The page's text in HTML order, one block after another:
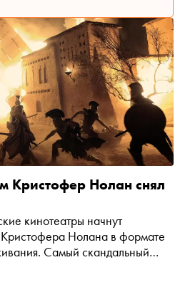
Кристофер Нолан снял
кинотеатры начнут
Нолана в формате
Самый скандальный
маркетинговыми